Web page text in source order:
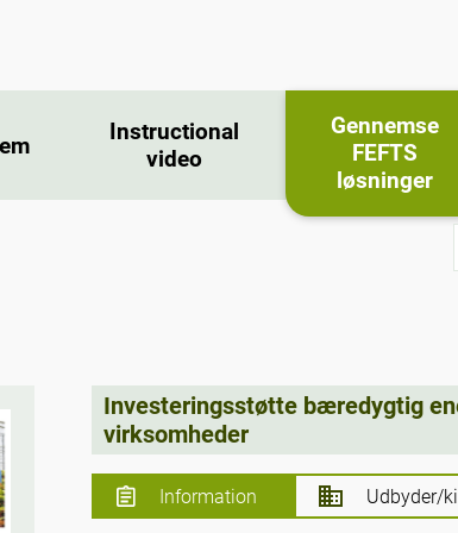
Instructional
video
Gennemse
FEFTS
løsninger
Investeringsstøtte bæredygtig
virksomheder
Information Udbyder/